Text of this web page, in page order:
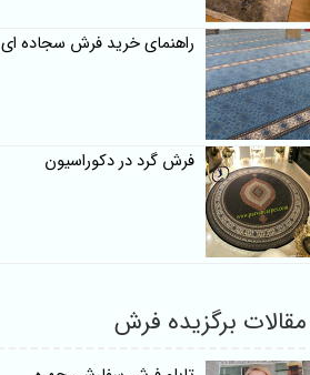
راهنمای خرید فرش سجاده ای
فرش گرد در دکوراسیون
مقالات برگزیده فرش